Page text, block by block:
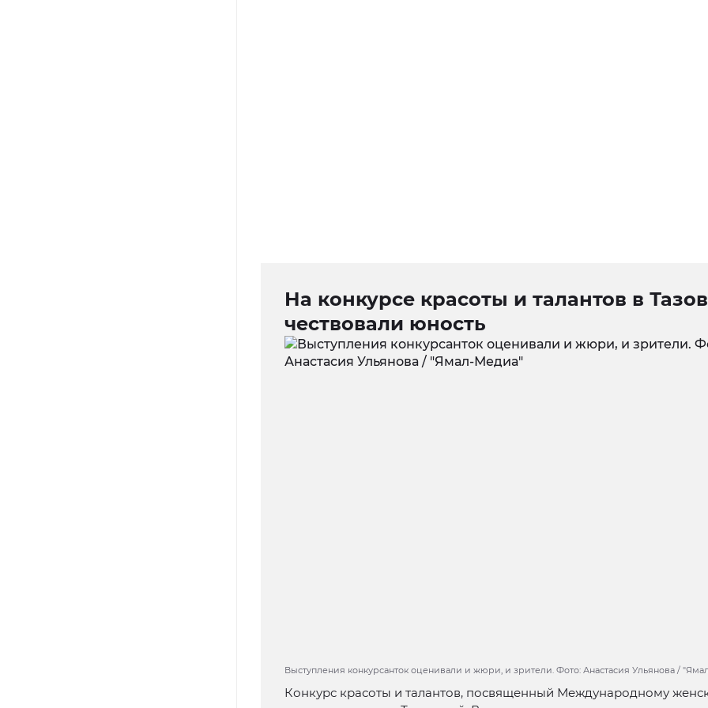
На конкурсе красоты и талантов в
чествовали юность
Выступления конкурсанток оценивали и жюри, и зрители. Фото: Анастасия Ульянова /
Конкурс красоты и талантов, посвященный Международному